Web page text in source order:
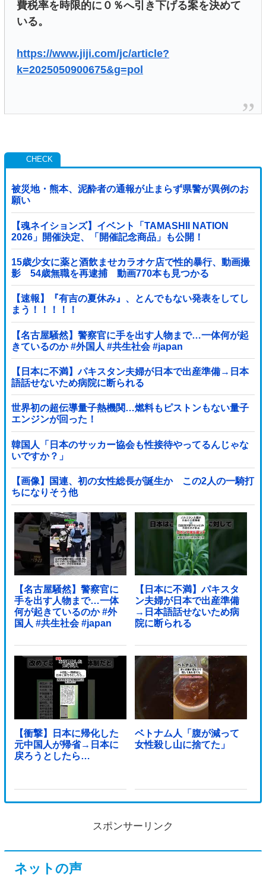
費税率を時限的に０％へ引き下げる案を決めて
いる。
https://www.jiji.com/jc/article?
k=2025050900675&g=pol
被災地・熊本、泥酔者の通報が止まらず県警が異例のお
願い
【魂ネイションズ】イベント「TAMASHII NATION
2026」開催決定、「開催記念商品」も公開！
15歳少女に薬と酒飲ませカラオケ店で性的暴行、動画撮
影 54歳無職を再逮捕 動画770本も見つかる
【速報】『有吉の夏休み』、とんでもない発表をしてし
まう！！！！！
【名古屋騒然】警察官に手を出す人物まで…一体何が起
きているのか #外国人 #共生社会 #japan
【日本に不満】パキスタン夫婦が日本で出産準備→日本
語話せないため病院に断られる
世界初の超伝導量子熱機関…燃料もピストンもない量子
エンジンが回った！
韓国人「日本のサッカー協会も性接待やってるんじゃな
いですか？」
【画像】国連、初の女性総長が誕生か この2人の一騎打
ちになりそう他
【名古屋騒然】警察官に
手を出す人物まで…一体
何が起きているのか #外
国人 #共生社会 #japan
【日本に不満】パキスタ
ン夫婦が日本で出産準備
→日本語話せないため病
院に断られる
【衝撃】日本に帰化した
元中国人が帰省→日本に
戻ろうとしたら…
ベトナム人「腹が減って
女性殺し山に捨てた」
スポンサーリンク
ネットの声